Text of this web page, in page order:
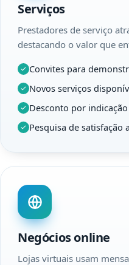
Serviços
Prestadores de serviço
destacando o valor que
Convites para
Novos serviços
Desconto por
Pesquisa de satisfação
Negócios online
Lojas virtuais usam